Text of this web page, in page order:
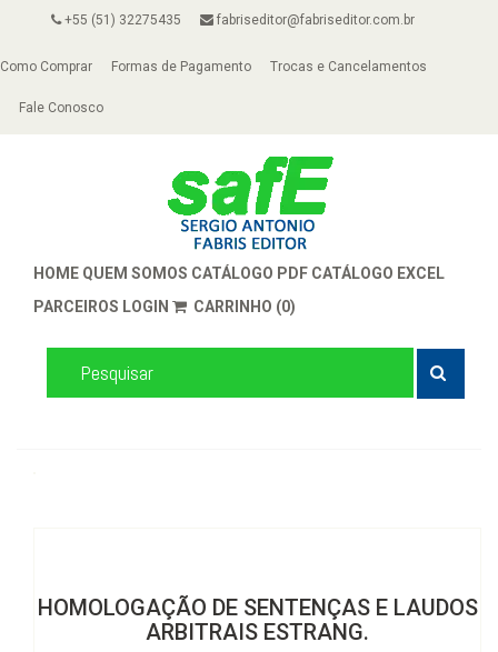
+55 (51) 32275435 fabriseditor@fabriseditor.com.br
Como Comprar Formas de Pagamento Trocas e Cancelamentos
Fale Conosco
HOME QUEM SOMOS CATÁLOGO PDF CATÁLOGO EXCEL
PARCEIROS LOGIN CARRINHO (0)
HOMOLOGAÇÃO DE SENTENÇAS E LAUDOS
ARBITRAIS ESTRANG.